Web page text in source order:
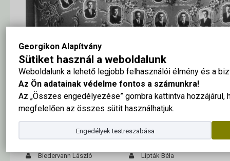
Georgikon Alapítvány
Sütiket használ a weboldalunk
Weboldalunk a lehető legjobb felhasználói élmény és a
Az Ön adatainak védelme fontos a számunkra!
Az „Összes engedélyezése” gombra kattintva hozzájárul,
megfelelően az összes sütit használhatjuk.
Engedélyek testreszabása
A fotót köszönjük: Balatoni Múzeum, Keszthely
A tabló nagy méretben ide kattintva megtekinthető
Barcsay József
Biedervann László
Kund Vilmos
Lipták Béla